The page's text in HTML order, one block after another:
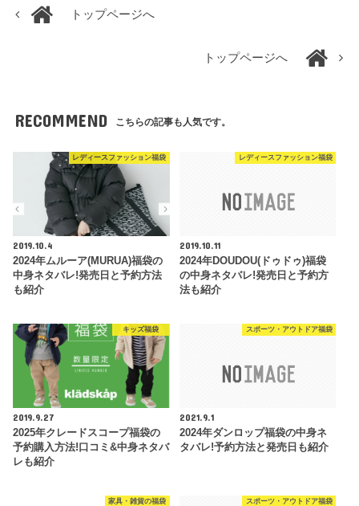
トップページへ
トップページへ
RECOMMEND こちらの記事も人気です。
レディースファッション福袋
2019.10.4
2024年ムルーア(MURUA)福袋の
中身ネタバレ!発売日と予約方法
も紹介
レディースファッション福袋
2019.10.11
2024年DOUDOU(ドゥドゥ)福袋
の中身ネタバレ!発売日と予約方
法も紹介
キッズ福袋
2019.9.27
2025年クレードスコープ福袋の
予約購入方法!口コミ&中身ネタバ
レも紹介
スポーツ・アウトドア福袋
2021.9.1
2024年ダンロップ福袋の中身ネ
タバレ!予約方法と発売日も紹介
家具・雑貨の福袋 スポーツ・アウトドア福袋